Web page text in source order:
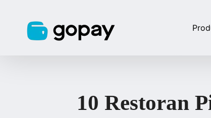
10 Restoran